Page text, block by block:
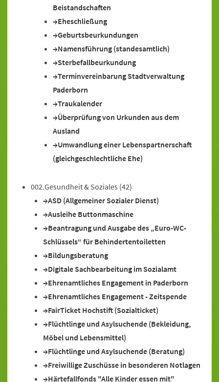
Beistandschaften
Eheschließung
Geburtsbeurkundungen
Namensführung (standesamtlich)
Sterbefallbeurkundung
Terminvereinbarung Stadtverwaltung
Paderborn
Traukalender
Überprüfung von Urkunden aus dem
Ausland
Umwandlung einer Lebenspartnerschaft
(gleichgeschlechtliche Ehe)
002.Gesundheit & Soziales (42)
ASD (Allgemeiner Sozialer Dienst)
Ausleihe Buttonmaschine
Beantragung und Ausgabe des „Euro-WC-
Schlüssels“ für Behindertentoiletten
Bildungsberatung
Digitale Sachbearbeitung im Sozialamt
Ehrenamtliches Engagement in Paderborn
Ehrenamtliches Engagement - Zeitspende
FairTicket Hochstift (Sozialticket)
Flüchtlinge und Asylsuchende (Bekleidung,
Möbel und Lebensmittel)
Flüchtlinge und Asylsuchende (Beratung)
Freiwillige Zuschüsse in besonderen Notlagen
Härtefallfonds "Alle Kinder essen mit"